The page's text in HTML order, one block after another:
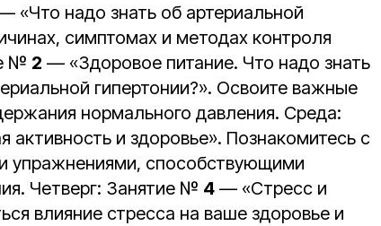
«Что надо знать об артериальной
симптомах и методах контроля
№ 2 — «Здоровое питание. Что надо знать
гипертонии?». Освоите важные
нормального давления. Среда:
активность и здоровье». Познакомитесь с
упражнениями, способствующими
Четверг: Занятие № 4 — «Стресс и
влияние стресса на ваше здоровье и